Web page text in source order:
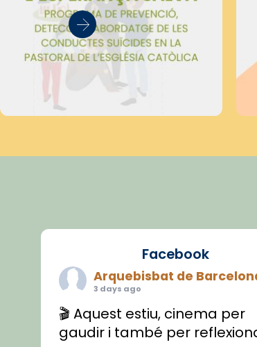
Facebook
Arquebisbat de
3 days ago
🎬 Aquest estiu, cinema per
gaudir i també per